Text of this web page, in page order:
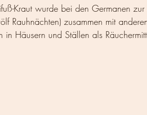
Kraut wurde bei den Germanen
Rauhnächten) zusammen mit
in Häusern und Ställen als